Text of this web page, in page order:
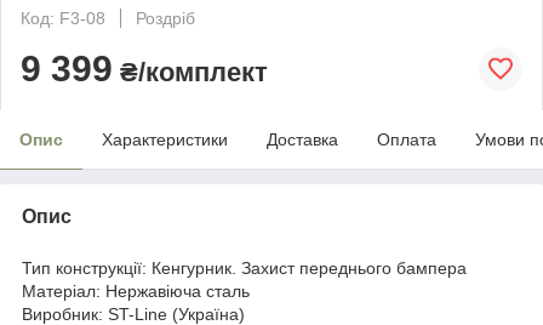
Код: F3-08
Роздріб
9 399 ₴/комплект
Опис Характеристики Доставка Оплата Умови
Опис
Тип конструкції: Кенгурник. Захист переднього бампера
Матеріал: Нержавіюча сталь
Виробник: ST-Line (Україна)